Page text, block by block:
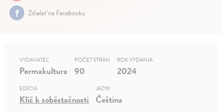
Zdielať na Facebooku
VYDAVATEĽ
Permakultura
POČET STRÁN
90
ROK VYDANIA
2024
EDÍCIA
Klíč k soběstačnosti
JAZYK
Čeština